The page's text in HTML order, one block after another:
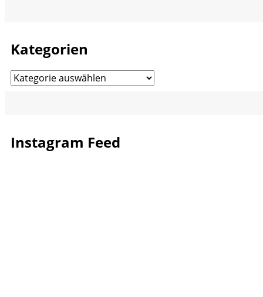
Kategorien
Kategorien
Instagram Feed